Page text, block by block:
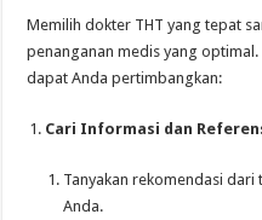
Memilih dokter THT yang tepat
penanganan medis yang
dapat Anda pertimbangkan:
Cari Informasi dan
Tanyakan rekomendasi
Anda.